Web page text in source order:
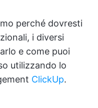
perché dovresti
i diversi
e come puoi
utilizzando lo
ClickUp.